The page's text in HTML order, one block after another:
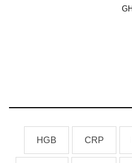
CRP
HGB